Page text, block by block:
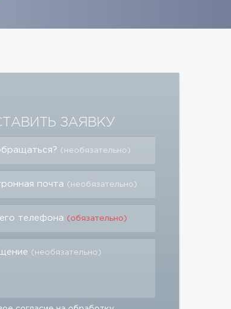
ЗАЯВКУ
(необязательно)
почта (необязательно)
телефона (обязательно)
(необязательно)